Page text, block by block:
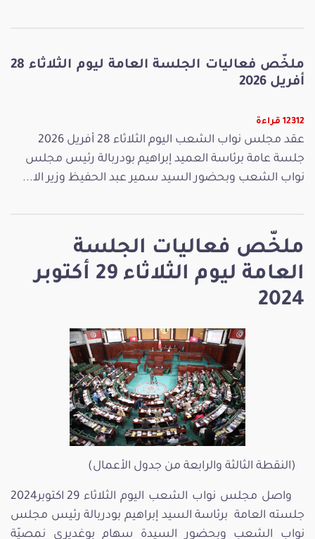
ملخّص فعاليات الجلسة
العامة ليوم الثلاثاء 29 أكتوبر
2024
(النقطة الثالثة والرابعة من جدول الأعمال)
واصل مجلس نواب الشعب اليوم الثلاثاء 29 اكتوبر2024
جلسته العامة برئاسة السيد إبراهيم بودربالة رئيس مجلس
نواب الشعب وبحضور السيدة سهام بوغديري نمصيّة
ملخّص فعاليات الجلسة العامة ليوم الثلاثاء 28
أفريل 2026
12312 قراءة
عقد مجلس نواب الشعب اليوم الثلاثاء 28 أفريل 2026
جلسة عامة برئاسة العميد إبراهيم بودربالة رئيس مجلس
نواب الشعب وبحضور السيد سمير عبد الحفيظ وزير الا...